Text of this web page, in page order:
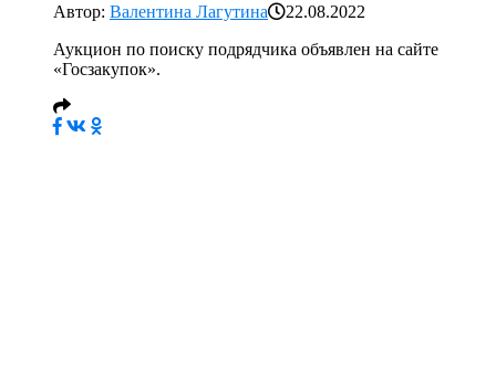
Автор: Валентина Лагутина
22.08.2022
Аукцион по поиску подрядчика объявлен на сайте
«Госзакупок».